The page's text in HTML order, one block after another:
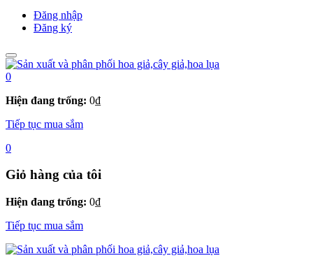
Đăng nhập
Đăng ký
0
Hiện đang trống: 0₫
Tiếp tục mua sắm
0
Giỏ hàng của tôi
Hiện đang trống: 0₫
Tiếp tục mua sắm